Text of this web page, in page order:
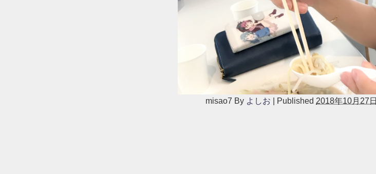
misao7 By よしお Published 2018年10月27日